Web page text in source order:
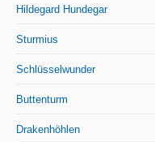
Hildegard Hundegar
Sturmius
Schlüsselwunder
Buttenturm
Drakenhöhlen